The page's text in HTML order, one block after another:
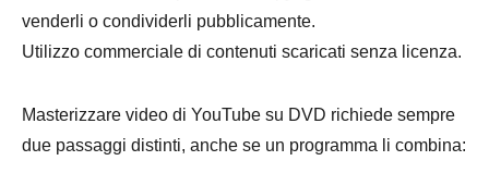
venderli o condividerli pubblicamente.
Utilizzo commerciale di contenuti scaricati senza licenza.
Masterizzare video di YouTube su DVD richiede sempre
due passaggi distinti, anche se un programma li combina: